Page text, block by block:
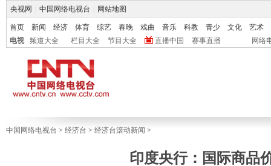
央视网 中国网络电视台 网站地图
首页 新闻 经济 体育 综艺 春晚 戏曲 音乐 科教 青少 文化
艺术
电视
频道大全 栏目大全 节目大全 直播中国 赛事直播 网络
中国网络电视台 > 经济台 > 经济台滚动新闻 >
印度央行：国际商品